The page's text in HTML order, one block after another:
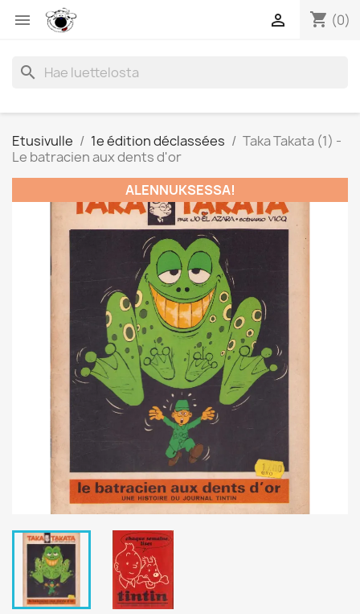
 shopping_cart (0)

search
Etusivulle 1e édition déclassées
Taka Takata (1) -
Le batracien aux dents d'or
ALENNUKSESSA!